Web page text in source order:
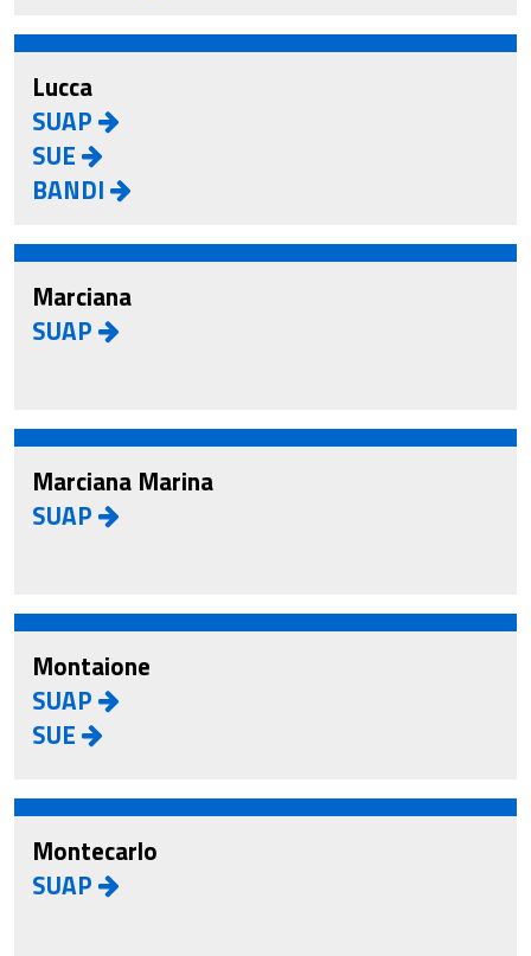
Lucca
SUAP
SUE
BANDI
Marciana
SUAP
Marciana Marina
SUAP
Montaione
SUAP
SUE
Montecarlo
SUAP